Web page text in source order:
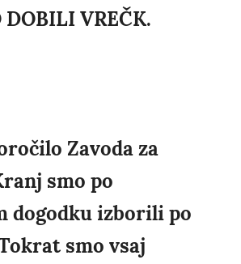
VREČK.
Zavoda za
smo po
dogodku izborili po
smo vsaj